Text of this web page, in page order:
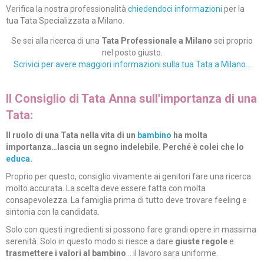
Verifica la nostra professionalità chiedendoci informazioni per la
tua Tata Specializzata a Milano.
Se sei alla ricerca di una Tata Professionale a Milano sei proprio
nel posto giusto.
Scrivici per avere maggiori informazioni sulla tua Tata a Milano…
Il Consiglio di Tata Anna sull'importanza di una
Tata:
Il ruolo di una Tata nella vita di un bambino ha molta
importanza…lascia un segno indelebile. Perché è colei che lo
educa.
Proprio per questo, consiglio vivamente ai genitori fare una ricerca
molto accurata. La scelta deve essere fatta con molta
consapevolezza. La famiglia prima di tutto deve trovare feeling e
sintonia con la candidata.
Solo con questi ingredienti si possono fare grandi opere in massima
serenità. Solo in questo modo si riesce a dare giuste regolee
trasmettere i valori al bambino … il lavoro sara uniforme.